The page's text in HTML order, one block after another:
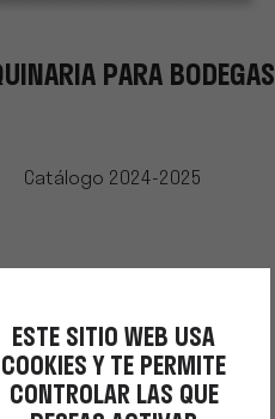
PARA BODEGAS
Catálogo 2024-2025
ESTE SITIO WEB USA
COOKIES Y TE PERMITE
CONTROLAR LAS QUE